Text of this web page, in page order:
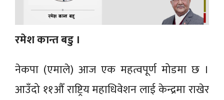
रमेश कान्त बडु ।
नेकपा (एमाले) आज एक महत्वपूर्ण मोडमा छ ।
आउँदो ११औँ राष्ट्रिय महाधिवेशन लाई केन्द्रमा राखेर